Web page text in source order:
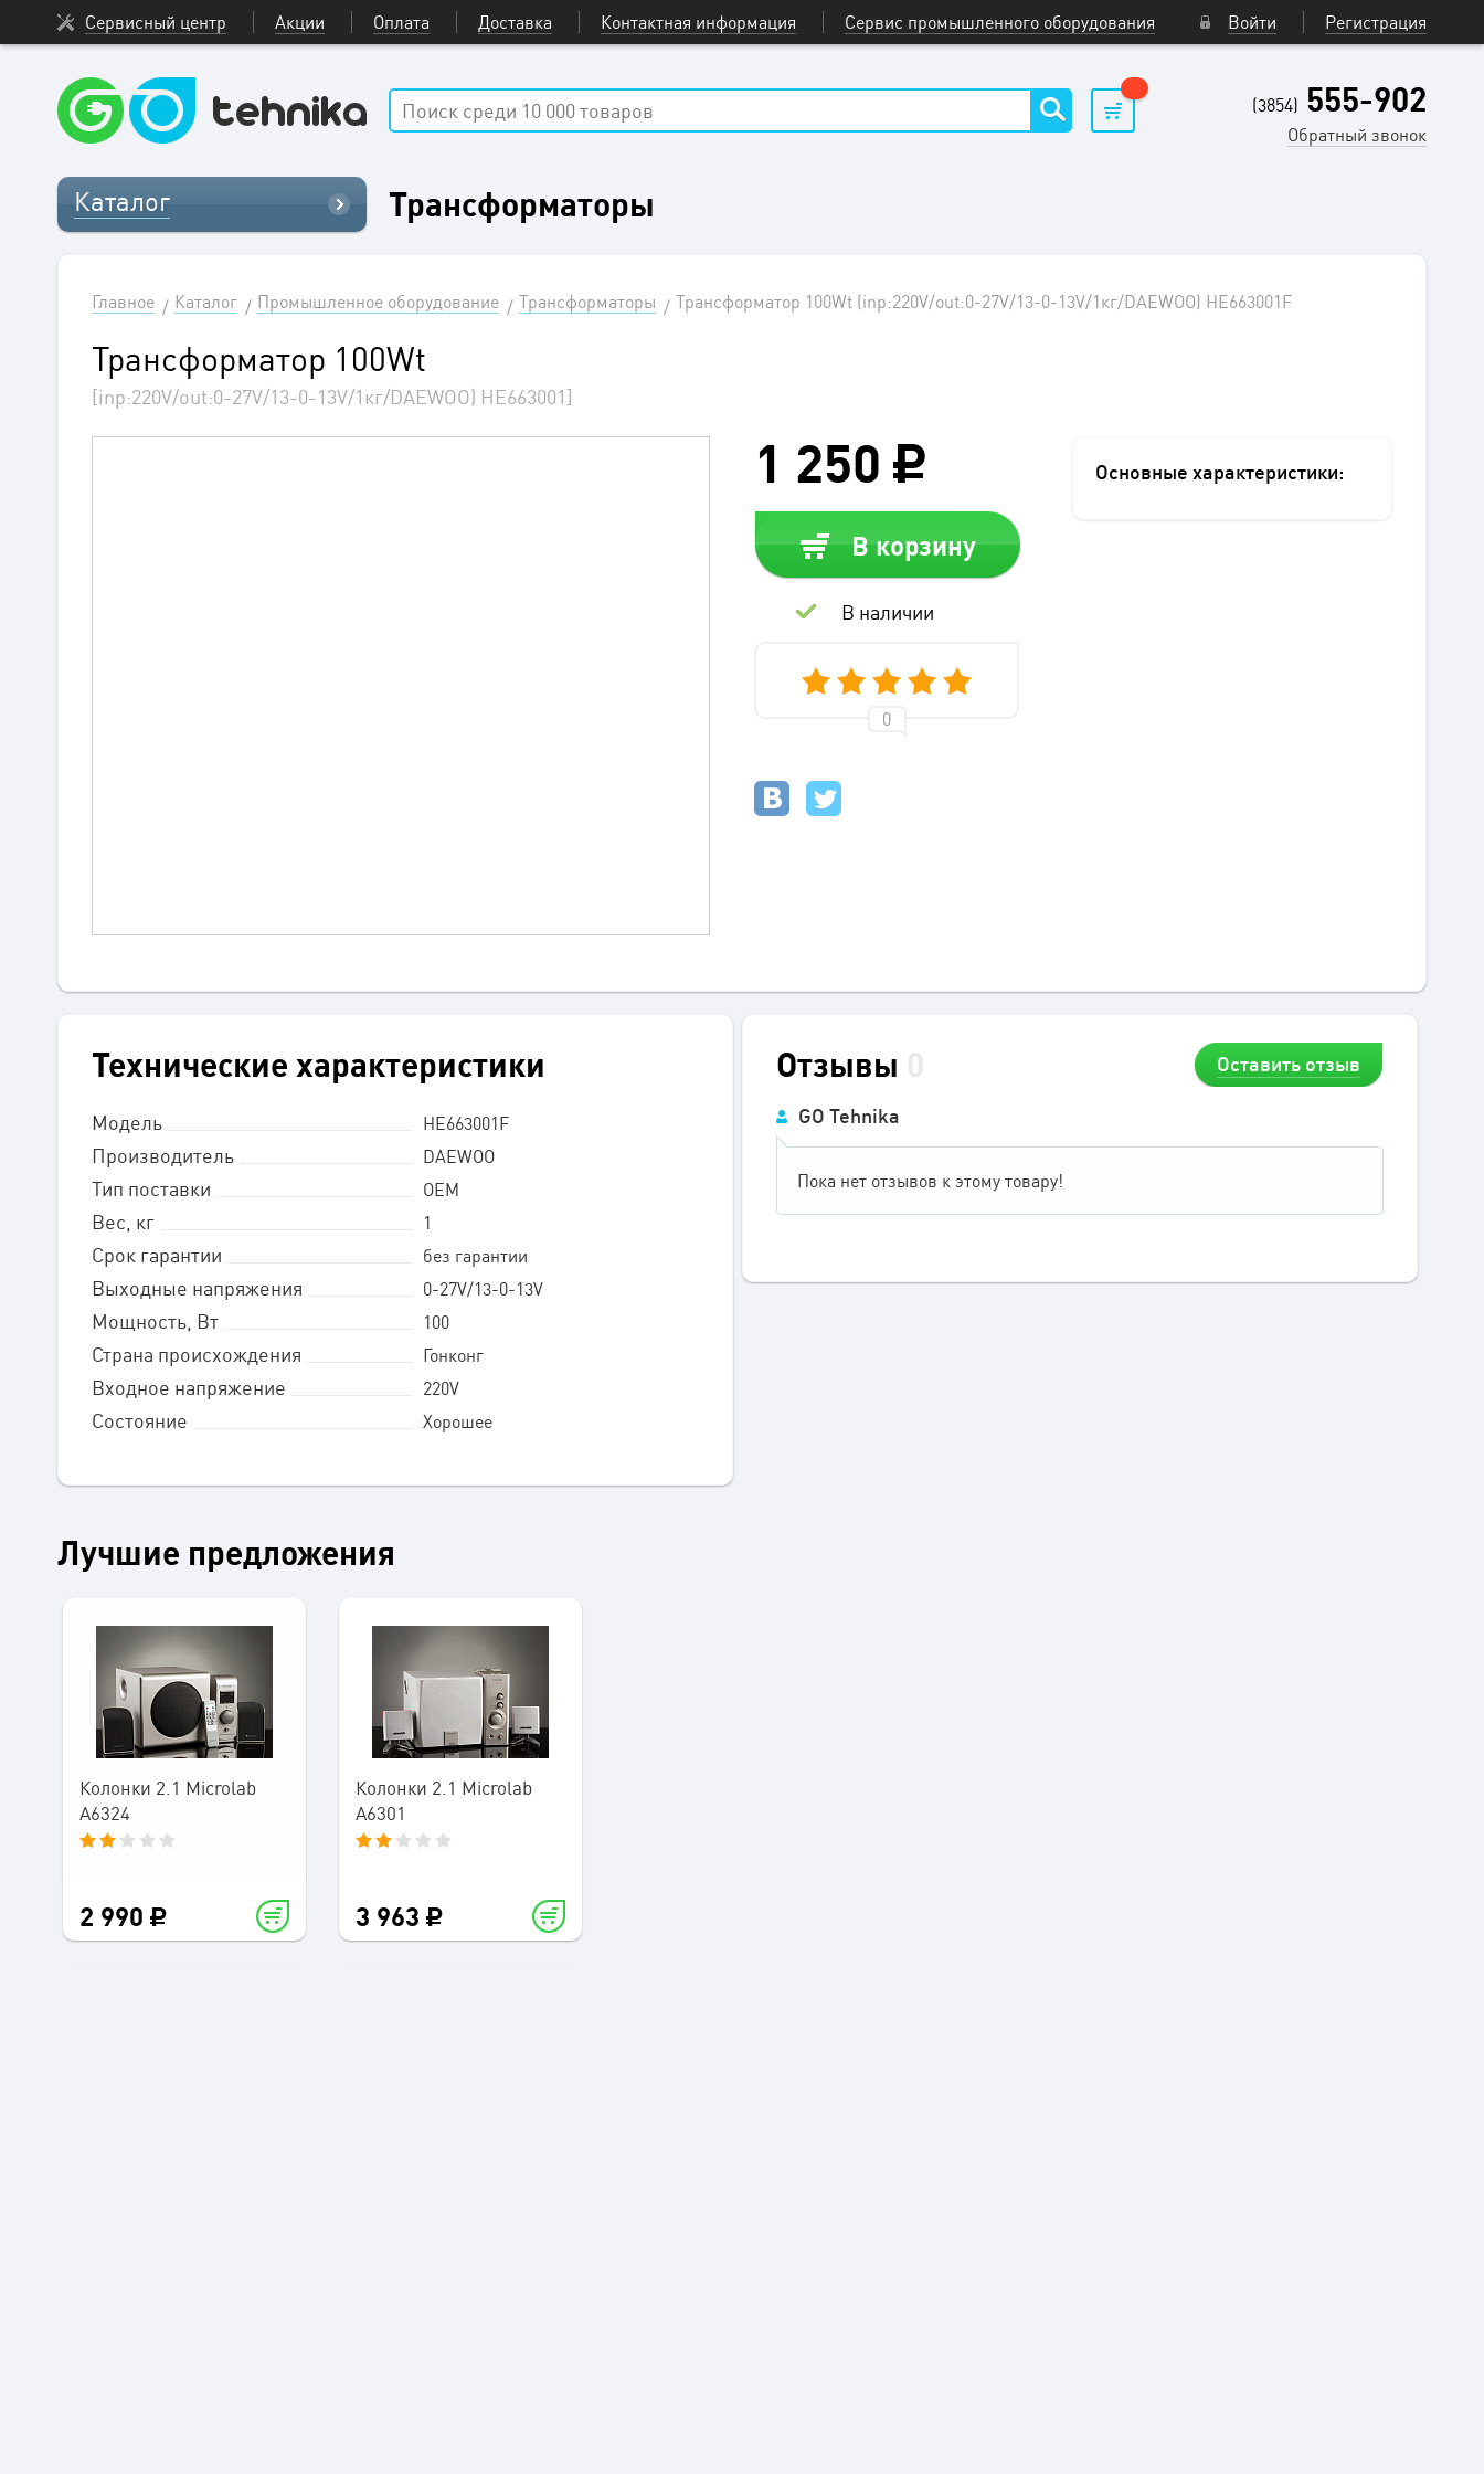
Сервисный центр Акции Оплата Доставка Контактная информация Сервис промышленного оборудования Войти Регистрация
(3854) 555-902
Обратный звонок
Каталог Трансформаторы
Главное Каталог Промышленное оборудование Трансформаторы Трансформатор 100Wt (inp:220V/out:0-27V/13-0-13V/1кг/DAEWOO) HE663001F
Трансформатор 100Wt
[inp:220V/out:0-27V/13-0-13V/1кг/DAEWOO) HE663001]
1 250
В корзину
В наличии
Основные характеристики:
Технические характеристики
Модель HE663001F
Производитель DAEWOO
Тип поставки OEM
Вес, кг 1
Срок гарантии без гарантии
Выходные напряжения 0-27V/13-0-13V
Мощность, Вт 100
Страна происхождения Гонконг
Входное напряжение 220V
Состояние Хорошее
Отзывы Оставить отзыв
GO Tehnika
Пока нет отзывов к этому товару!
Лучшие предложения
Колонки 2.1 Microlab
A6324
2 990
Колонки 2.1 Microlab
A6301
3 963